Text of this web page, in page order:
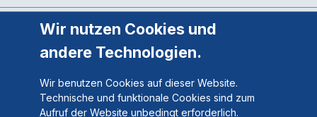
Wir nutzen Cookies und
andere Technologien.
Wir benutzen Cookies auf dieser Website.
Technische und funktionale Cookies sind zum
Aufruf der Website unbedingt erforderlich.